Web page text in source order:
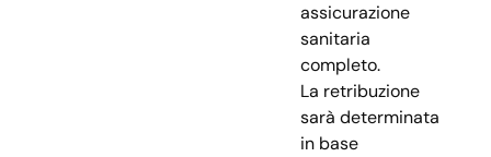
assicurazione
sanitaria
completo.
La retribuzione
sarà determinata
in base